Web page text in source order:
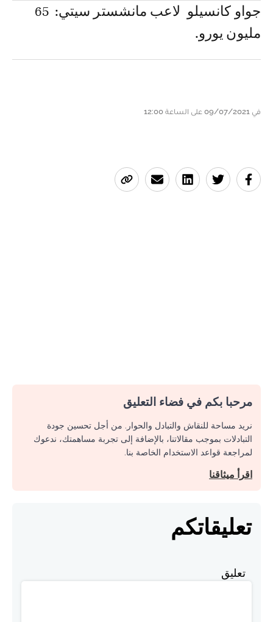
جواو كانسيلو لاعب مانشستر سيتي: 65
مليون يورو.
في 09/07/2021 على الساعة 12:00
مرحبا بكم في فضاء التعليق
نريد مساحة للنقاش والتبادل والحوار. من أجل تحسين جودة
التبادلات بموجب مقالاتنا، بالإضافة إلى تجربة مساهمتك، ندعوك
لمراجعة قواعد الاستخدام الخاصة بنا.
اقرأ ميثاقنا
تعليقاتكم
تعليق